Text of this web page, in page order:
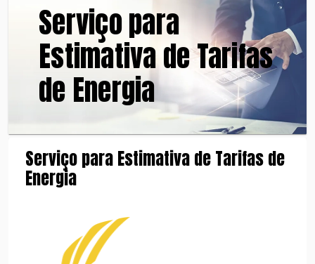
Serviço para
Estimativa de Tarifas
de Energia
Serviço para Estimativa de Tarifas de
Energia